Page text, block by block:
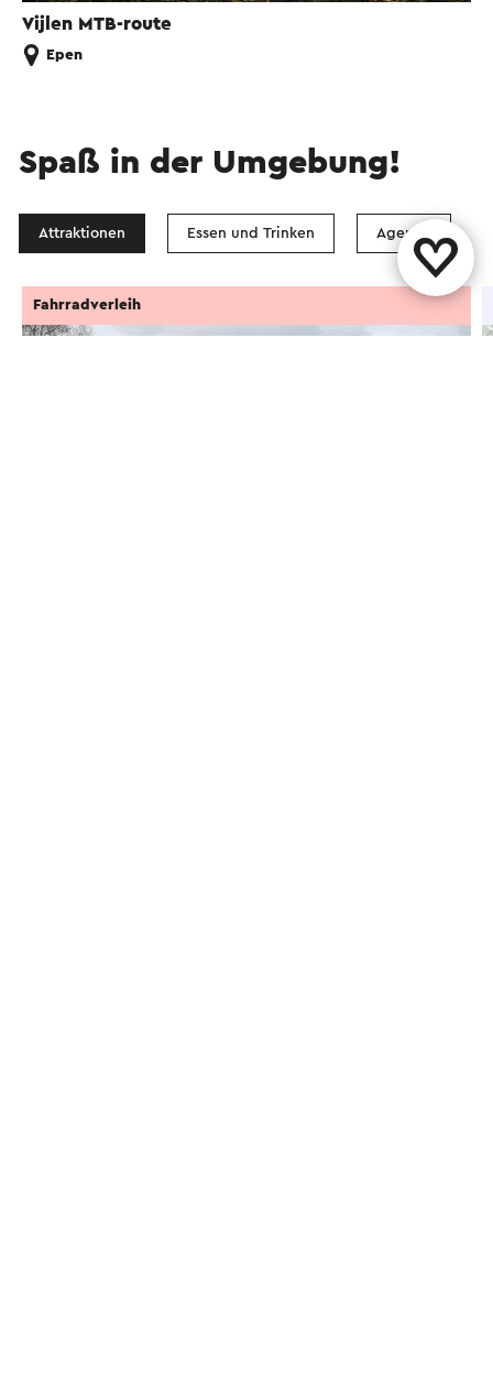
Vijlen MTB-route
Epen
Spaß in der Umgebung!
Attraktionen Essen und Trinken Agenda
Fahrradverleih